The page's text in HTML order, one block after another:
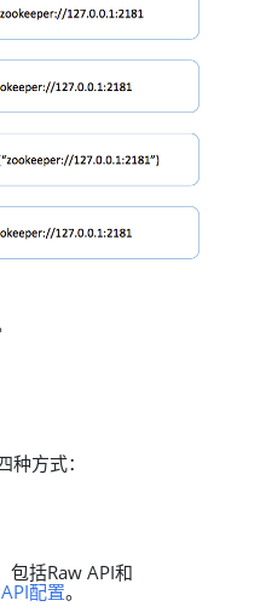
方式：
包括Raw API和
API配置。